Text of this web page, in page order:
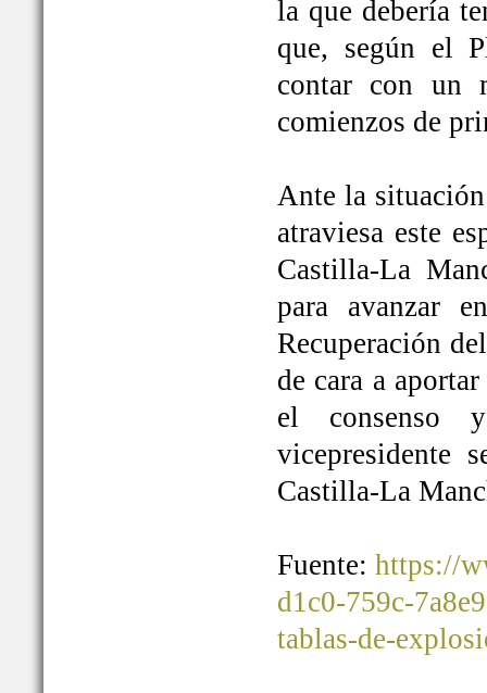
la que debería
que, según el
contar con un
comienzos de
Ante la
atraviesa este
Castilla-La
para avanzar
Recuperación
de cara a
el consenso
vicepresidente
Castilla-La
Fuente: https://
d1c0-759c-
tablas-de-